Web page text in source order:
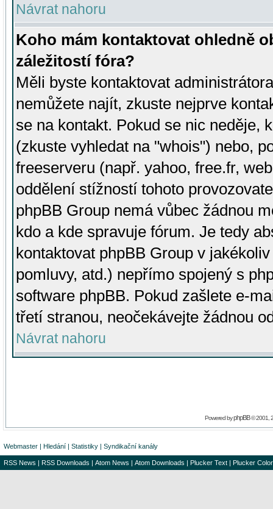
Návrat nahoru
Koho mám kontaktovat ohledně
záležitostí fóra?
Měli byste kontaktovat
nemůžete najít, zkuste nejprve
se na kontakt. Pokud se nic neděje,
(zkuste vyhledat na "whois") nebo,
freeserveru (např. yahoo, free.fr,
oddělení stížností tohoto
phpBB Group nemá vůbec žádnou
kdo a kde spravuje fórum. Je tedy
kontaktovat phpBB Group v
pomluvy, atd.) nepřímo spojený s
software phpBB. Pokud zašlete e-
třetí stranou, neočekávejte žádnou
Návrat nahoru
Powered byphpBB© 2001,
Webmaster | Hledání | Statistiky | Syndikační kanály
RSS News | RSS Downloads | Atom News | Atom Downloads | Plucker Text | Plucker Color